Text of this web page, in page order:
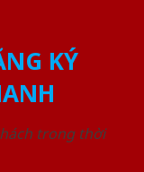
KÝ
trong thời